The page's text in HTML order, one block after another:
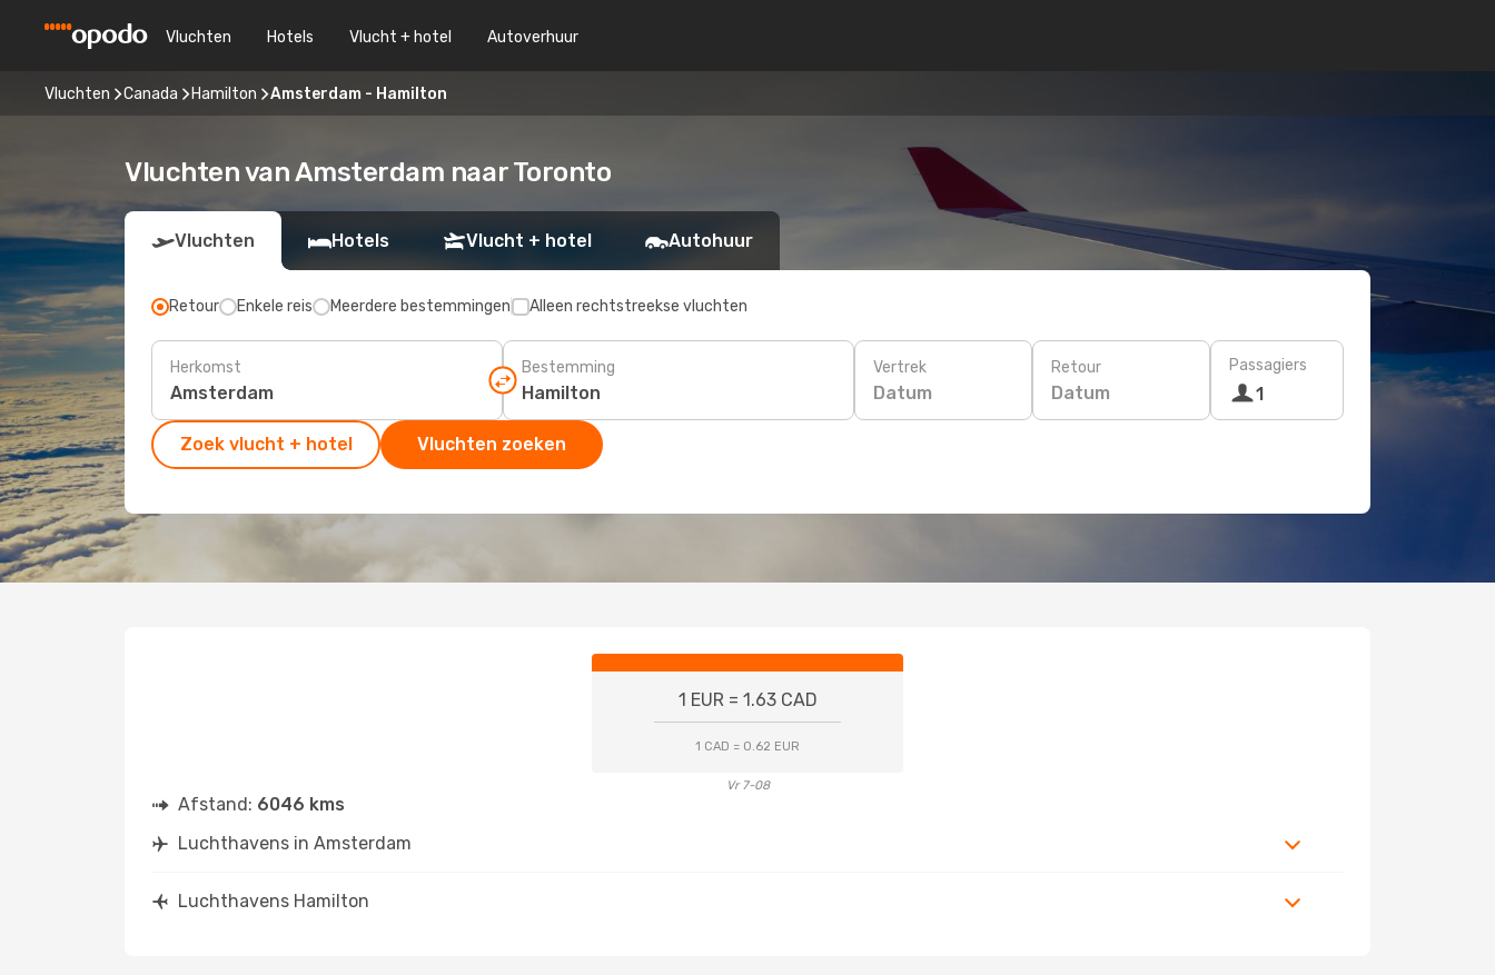
Vluchten Hotels Vlucht + hotel Autoverhuur
Vluchten Canada Hamilton Amsterdam - Hamilton
Vluchten van Amsterdam naar Toronto
Vluchten Hotels Vlucht + hotel Autohuur
Retour Enkele reis Meerdere bestemmingen Alleen rechtstreekse vluchten
Herkomst Bestemming Vertrek
Datum
Retour
Datum
Passagiers
1
Zoek vlucht + hotel Vluchten zoeken
1 EUR = 1.63 CAD
1 CAD = 0.62 EUR
Vr 7-08
Afstand: 6046 kms
Luchthavens in Amsterdam
Luchthavens Hamilton